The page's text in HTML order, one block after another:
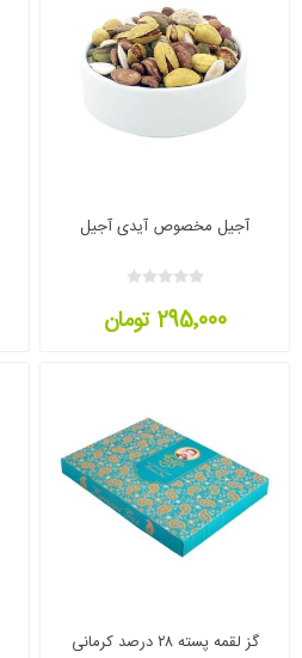
آجیل مخصوص آیدی آجیل
295٬000 تومان
گز لقمه پسته ۲۸ درصد کرمانی